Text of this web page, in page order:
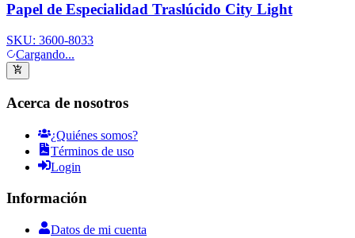
Papel de Especialidad Traslúcido City Light
SKU: 3600-8033
Cargando...
Acerca de nosotros
¿Quiénes somos?
Términos de uso
Login
Información
Datos de mi cuenta